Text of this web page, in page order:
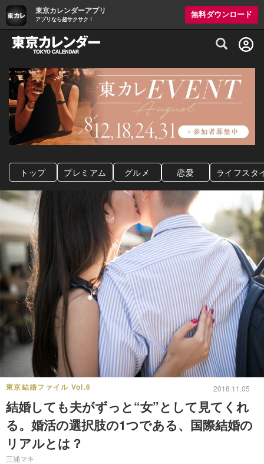
東京カレンダーアプリ
アプリなら超サクサク！
無料ダウンロード
グルメ情報・プレミアムレストラン予約
トップ プレミアム グルメ 恋愛 ライフスタ
東京結婚ファイル Vol.6 2018.11.05
結婚しても夫がずっと“女”として見てくれ
る。婚活の選択肢の1つである、国際結婚の
リアルとは？
三浦マキ